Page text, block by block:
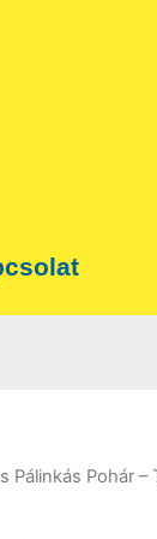
Pálinkás Pohár –